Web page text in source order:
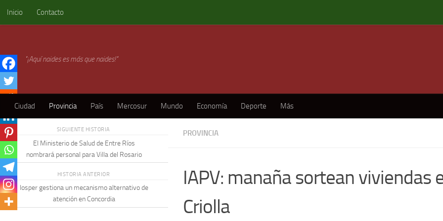
Skip to content
Inicio Contacto
"¡Aquí naides es más que naides!"
Ciudad Provincia País Mercosur Mundo Economía Deporte Más
PROVINCIA
IAPV: manaña sortean viviendas
Criolla
SIGUIENTE HISTORIA
El Ministerio de Salud de Entre Ríos
nombrará personal para Villa del Rosario
HISTORIA ANTERIOR
Iosper gestiona un mecanismo alternativo de
atención en Concordia